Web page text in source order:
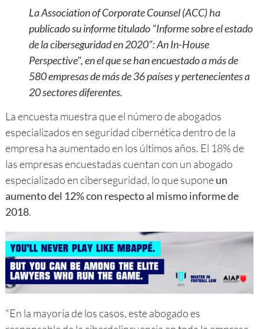
LaAssociation of Corporate Counsel (ACC)ha
publicado su informe titulado "Informe sobre el estado
de la ciberseguridad en 2020": An In-House
Perspective", en el que se han encuestado a más de
580 empresas de más de 36 países y pertenecientes a
20 sectores diferentes.
La encuesta muestra que el número de abogados
especializados en seguridad cibernética dentro de la
empresa ha aumentado en los últimos años. El 18% de
las empresas encuestadas cuentan con un abogado
especializado en ciberseguridad, lo que suponeun
aumento del 12% con respecto al mismo informe de
2018.
"En la mayoría de los casos, este abogado es